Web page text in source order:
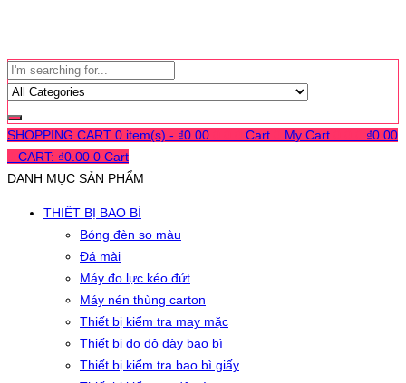
SHOPPING CART 0 item(s) - ₫0.00 Cart My Cart ₫0.00
CART: ₫0.00 0 Cart
DANH MỤC SẢN PHẨM
THIẾT BỊ BAO BÌ
Bóng đèn so màu
Đá mài
Máy đo lực kéo đứt
Máy nén thùng carton
Thiết bị kiểm tra may mặc
Thiết bị đo độ dày bao bì
Thiết bị kiểm tra bao bì giấy